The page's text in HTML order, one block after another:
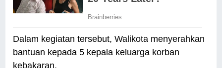
Dalam kegiatan tersebut, Walikota menyerahkan
bantuan kepada 5 kepala keluarga korban
kebakaran.